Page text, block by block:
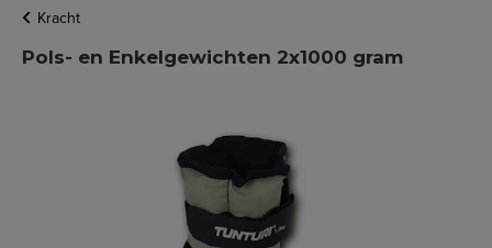
Kracht
Pols- en Enkelgewichten 2x1000 gram